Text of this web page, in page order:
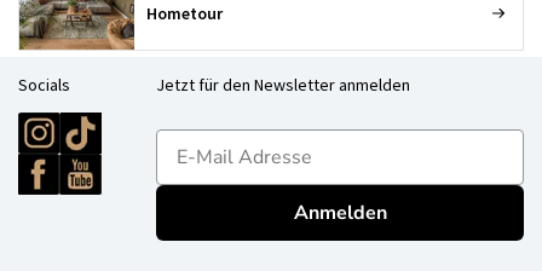
Hometour
Socials Jetzt für den Newsletter anmelden
E-mailadres
Anmelden